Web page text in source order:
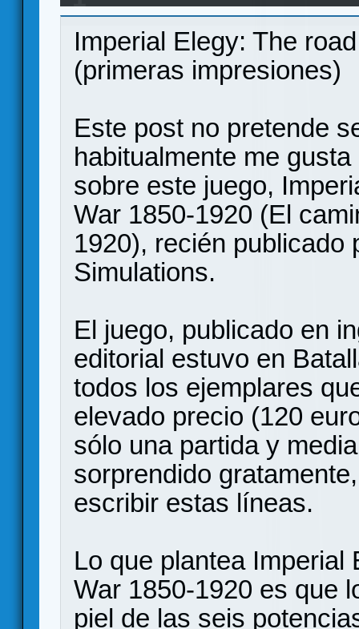
1920 (primeras impresiones)
Imperial Elegy: The
(primeras impresiones)
Este post no pretende
habitualmente me
sobre este juego,
War 1850-1920 (El
1920), recién publicado
Simulations.
El juego, publicado en
editorial estuvo en
todos los ejemplares
elevado precio (120
sólo una partida y
sorprendido
escribir estas líneas.
Lo que plantea Imperial
War 1850-1920 es que
piel de las seis